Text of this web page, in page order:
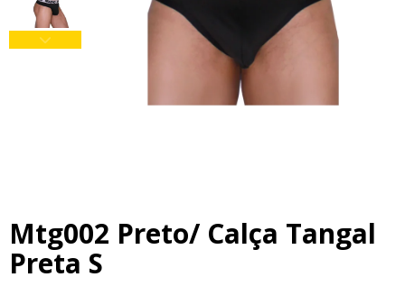
Mtg002 Preto/ Calça Tangal
Preta S